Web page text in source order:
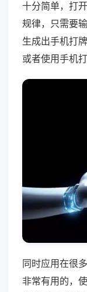
十分简单，打
规律，只需要
生成出手机打
或者使用手机
同时应用在很
非常有用的，